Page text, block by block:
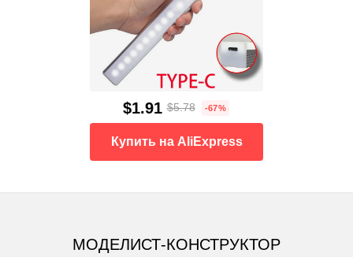
$1.91 $5.78 -67%
Купить на AliExpress
МОДЕЛИСТ-КОНСТРУКТОР